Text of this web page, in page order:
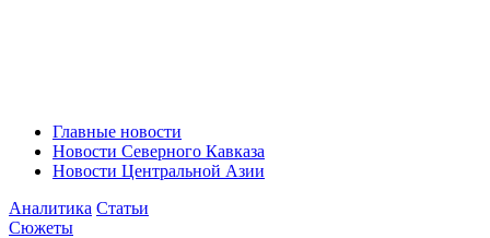
Главные новости
Новости Северного Кавказа
Новости Центральной Азии
Аналитика Статьи
Сюжеты